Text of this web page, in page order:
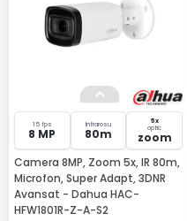
15 fps
8 MP
Infrarosu
80m
5x
optic
zoom
Camera 8MP, Zoom 5x, IR 80m,
Microfon, Super Adapt, 3DNR
Avansat - Dahua HAC-
HFW1801R-Z-A-S2